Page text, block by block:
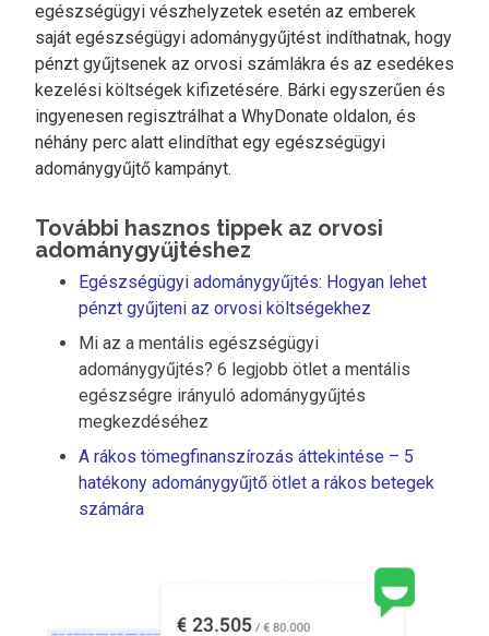
egészségügyi vészhelyzetek esetén az emberek
saját egészségügyi adománygyűjtést indíthatnak, hogy
pénzt gyűjtsenek az orvosi számlákra és az esedékes
kezelési költségek kifizetésére. Bárki egyszerűen és
ingyenesen regisztrálhat a WhyDonate oldalon, és
néhány perc alatt elindíthat egy egészségügyi
adománygyűjtő kampányt.
További hasznos tippek az orvosi
adománygyűjtéshez
Egészségügyi adománygyűjtés: Hogyan lehet
pénzt gyűjteni az orvosi költségekhez
Mi az a mentális egészségügyi
adománygyűjtés? 6 legjobb ötlet a mentális
egészségre irányuló adománygyűjtés
megkezdéséhez
A rákos tömegfinanszírozás áttekintése – 5
hatékony adománygyűjtő ötlet a rákos betegek
számára